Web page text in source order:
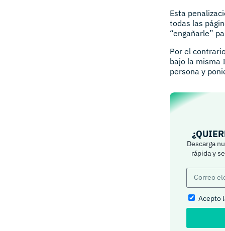
Esta
todas las
“engañarle”
Por el
bajo la misma
persona y
Descarga
rápida y
Acepto